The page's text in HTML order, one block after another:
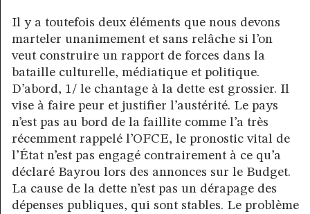
Il y a toutefois deux éléments que nous devons
marteler unanimement et sans relâche si l’on
veut construire un rapport de forces dans la
bataille culturelle, médiatique et politique.
D’abord, 1/ le chantage à la dette est grossier. Il
vise à faire peur et justifier l’austérité. Le pays
n’est pas au bord de la faillite comme l’a très
récemment rappelé l’OFCE, le pronostic vital de
l’État n’est pas engagé contrairement à ce qu’a
déclaré Bayrou lors des annonces sur le Budget.
La cause de la dette n’est pas un dérapage des
dépenses publiques, qui sont stables. Le problème